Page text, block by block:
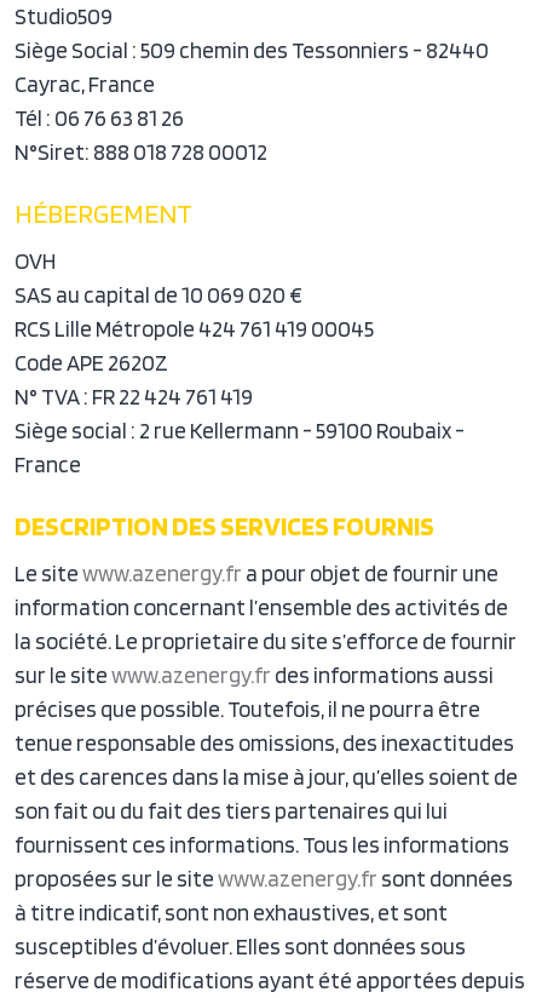
Studio509
Siège Social : 509 chemin des Tessonniers - 82440
Cayrac, France
Tél : 06 76 63 81 26
N°Siret: 888 018 728 00012
HÉBERGEMENT
OVH
SAS au capital de 10 069 020 €
RCS Lille Métropole 424 761 419 00045
Code APE 2620Z
N° TVA : FR 22 424 761 419
Siège social : 2 rue Kellermann - 59100 Roubaix -
France
DESCRIPTION DES SERVICES FOURNIS
Le sitewww.azenergy.fr a pour objet de fournir une
information concernant l’ensemble des activités de
la société. Le proprietaire du site s’efforce de fournir
sur le sitewww.azenergy.fr des informations aussi
précises que possible. Toutefois, il ne pourra être
tenue responsable des omissions, des inexactitudes
et des carences dans la mise à jour, qu’elles soient de
son fait ou du fait des tiers partenaires qui lui
fournissent ces informations. Tous les informations
proposées sur le sitewww.azenergy.fr sont données
à titre indicatif, sont non exhaustives, et sont
susceptibles d’évoluer. Elles sont données sous
réserve de modifications ayant été apportées depuis